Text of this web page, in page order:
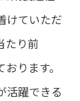
けていただ
たり前
ります。
活躍できる